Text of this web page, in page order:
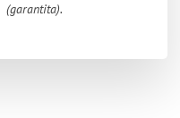
(garantita).